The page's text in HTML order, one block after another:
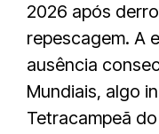
2026 após
repescagem. A
ausência
Mundiais, algo
Tetracampeã